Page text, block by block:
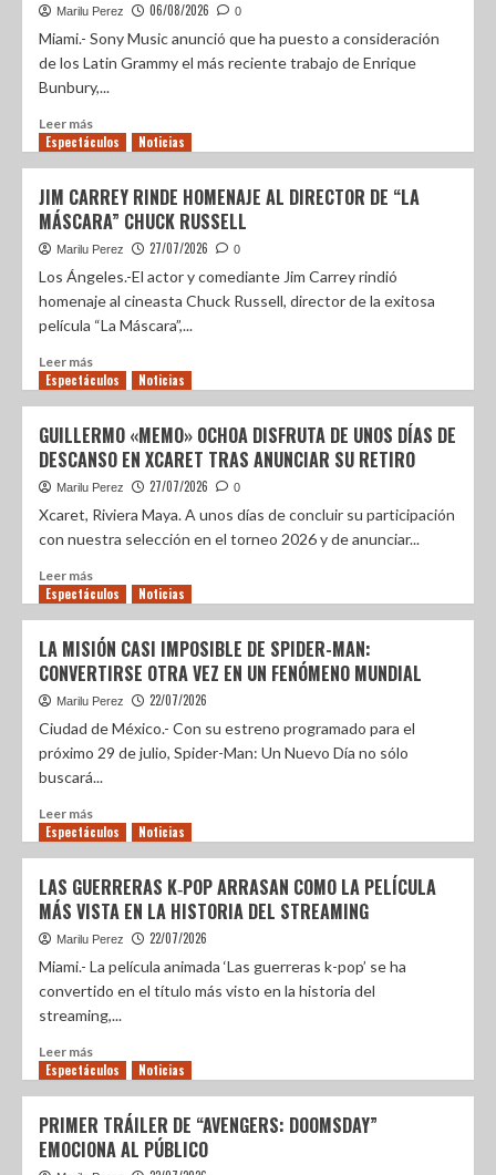
Marilu Perez 06/08/2026 0
Miami.- Sony Music anunció que ha puesto a consideración
de los Latin Grammy el más reciente trabajo de Enrique
Bunbury,...
Leer más
Espectáculos Noticias
JIM CARREY RINDE HOMENAJE AL DIRECTOR DE “LA
MÁSCARA” CHUCK RUSSELL
Marilu Perez 27/07/2026 0
Los Ángeles.-El actor y comediante Jim Carrey rindió
homenaje al cineasta Chuck Russell, director de la exitosa
película “La Máscara”,...
Leer más
Espectáculos Noticias
GUILLERMO «MEMO» OCHOA DISFRUTA DE UNOS DÍAS DE
DESCANSO EN XCARET TRAS ANUNCIAR SU RETIRO
Marilu Perez 27/07/2026 0
Xcaret, Riviera Maya. A unos días de concluir su participación
con nuestra selección en el torneo 2026 y de anunciar...
Leer más
Espectáculos Noticias
LA MISIÓN CASI IMPOSIBLE DE SPIDER-MAN:
CONVERTIRSE OTRA VEZ EN UN FENÓMENO MUNDIAL
Marilu Perez 22/07/2026
Ciudad de México.- Con su estreno programado para el
próximo 29 de julio, Spider-Man: Un Nuevo Día no sólo
buscará...
Leer más
Espectáculos Noticias
LAS GUERRERAS K‑POP ARRASAN COMO LA PELÍCULA
MÁS VISTA EN LA HISTORIA DEL STREAMING
Marilu Perez 22/07/2026
Miami.- La película animada ‘Las guerreras k-pop’ se ha
convertido en el título más visto en la historia del
streaming,...
Leer más
Espectáculos Noticias
PRIMER TRÁILER DE “AVENGERS: DOOMSDAY”
EMOCIONA AL PÚBLICO